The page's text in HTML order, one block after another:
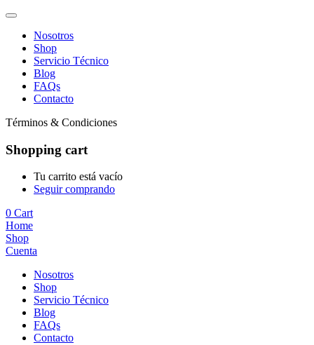
Nosotros
Shop
Servicio Técnico
Blog
FAQs
Contacto
Términos & Condiciones
Shopping cart
Tu carrito está vacío
Seguir comprando
0 Cart
Home
Shop
Cuenta
Nosotros
Shop
Servicio Técnico
Blog
FAQs
Contacto